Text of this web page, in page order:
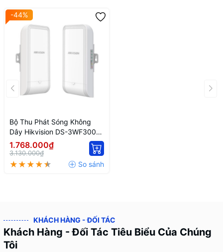
-44%
Bộ Thu Phát Sóng Không
Dây Hikvision DS-3WF3000-
EI-5AC/P
1.768.000₫
3.130.000₫
KHÁCH HÀNG - ĐỐI TÁC
Khách Hàng - Đối Tác Tiêu Biểu Của Chúng
Tôi